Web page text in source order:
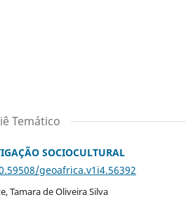
Temático
SOCIOCULTURAL
geoafrica.v1i4.56392
Tamara de Oliveira Silva